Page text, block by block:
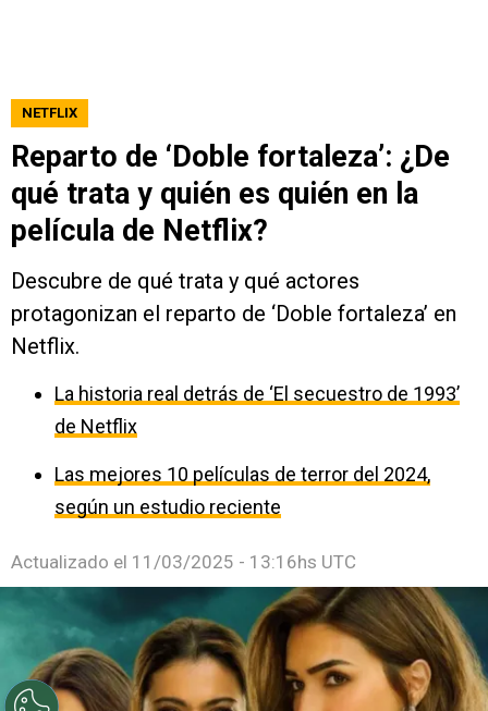
NETFLIX
Reparto de ‘Doble fortaleza’: ¿De
qué trata y quién es quién en la
película de Netflix?
Descubre de qué trata y qué actores
protagonizan el reparto de ‘Doble fortaleza’ en
Netflix.
La historia real detrás de ‘El secuestro de 1993’
de Netflix
Las mejores 10 películas de terror del 2024,
según un estudio reciente
Actualizado el 11/03/2025 - 13:16hs UTC